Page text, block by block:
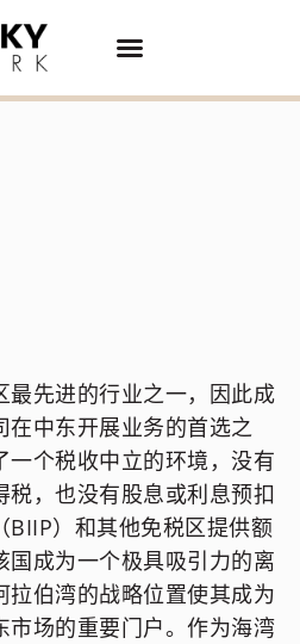
最先进的行业之一，因此成
中东开展业务的首选之
一个税收中立的环境，没有
税，也没有股息或利息预扣
BIIP）和其他免税区提供额
国成为一个极具吸引力的离
拉伯湾的战略位置使其成为
市场的重要门户。作为海湾